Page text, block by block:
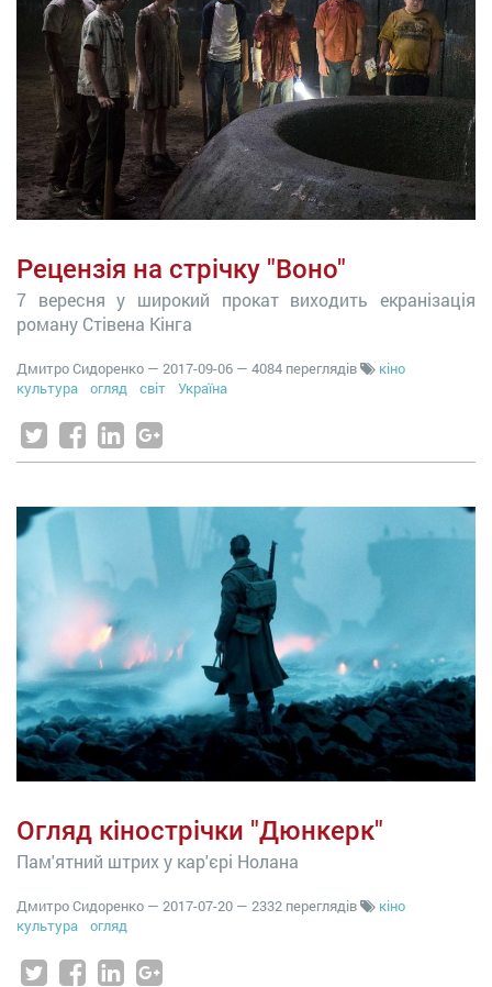
Рецензія на стрічку "Воно"
7 вересня у широкий прокат виходить екранізація
роману Стівена Кінга
Дмитро Сидоренко — 2017-09-06 — 4084 переглядів
кіно
культура
огляд світ Україна
Огляд кінострічки "Дюнкерк"
Пам'ятний штрих у кар'єрі Нолана
Дмитро Сидоренко — 2017-07-20 — 2332 переглядів
кіно
культура
огляд